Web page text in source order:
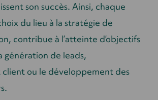
son succès. Ainsi, chaque
du lieu à la stratégie de
contribue à l’atteinte d’objectifs
génération de leads,
client ou le développement des